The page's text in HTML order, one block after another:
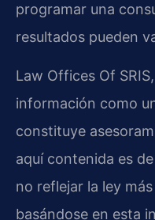
programar una
resultados pueden
Law Offices Of
información como
constituye
aquí contenida es
no reflejar la ley
basándose en esta